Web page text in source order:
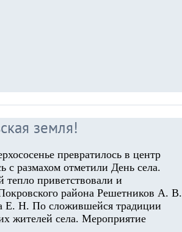
земля!
превратилось в центр
с размахом отметили День села.
тепло приветствовали и
района Решетников А. В.
Е. Н. По сложившейся традиции
жителей села. Мероприятие